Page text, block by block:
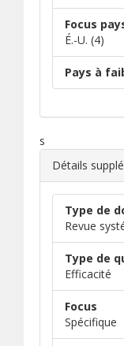
Focus
É.-U. (4)
Pays à
s
Détails
Type de
Revue
Type de
Efficacité
Focus
Spécifique